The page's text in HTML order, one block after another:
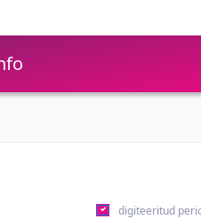
digiteeritud